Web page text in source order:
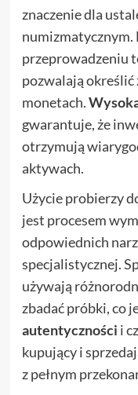
znaczenie dla
numizmatycznym.
przeprowadzeniu
pozwalają określić
monetach.
gwarantuje, że
otrzymują
aktywach.
Użycie probierzy
jest procesem
odpowiednich
specjalistycznej.
używają
zbadać próbki, co
autentyczności i
kupujący i
z pełnym